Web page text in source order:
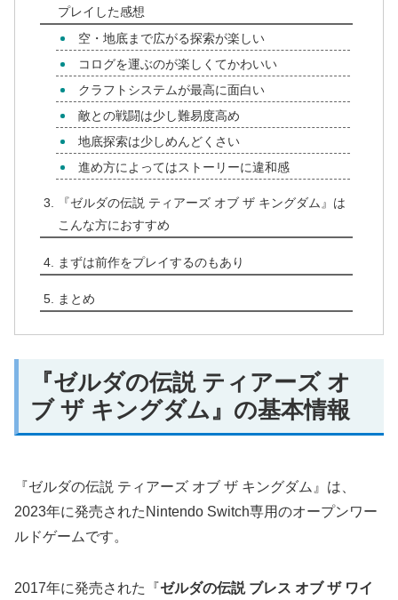
プレイした感想
空・地底まで広がる探索が楽しい
コログを運ぶのが楽しくてかわいい
クラフトシステムが最高に面白い
敵との戦闘は少し難易度高め
地底探索は少しめんどくさい
進め方によってはストーリーに違和感
『ゼルダの伝説 ティアーズ オブ ザ キングダム』は
こんな方におすすめ
まずは前作をプレイするのもあり
まとめ
『ゼルダの伝説 ティアーズ オ
ブ ザ キングダム』の基本情報
『ゼルダの伝説 ティアーズ オブ ザ キングダム』は、
2023年に発売されたNintendo Switch専用のオープンワー
ルドゲームです。
2017年に発売された『ゼルダの伝説 ブレス オブ ザ ワイ